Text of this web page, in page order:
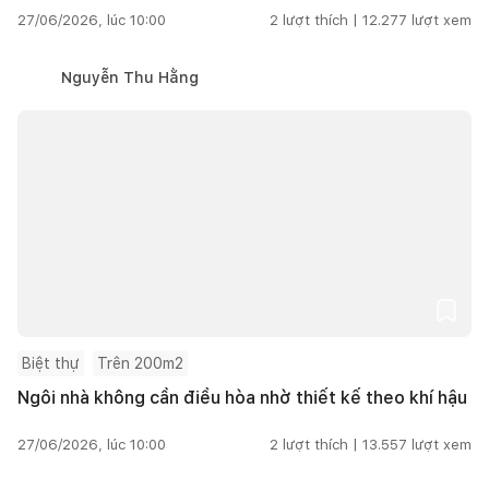
27/06/2026, lúc 10:00 2 lượt thích | 12.277 lượt xem
Nguyễn Thu Hằng
Biệt thự Trên 200m2
Ngôi nhà không cần điều hòa nhờ thiết kế theo khí hậu
27/06/2026, lúc 10:00 2 lượt thích | 13.557 lượt xem